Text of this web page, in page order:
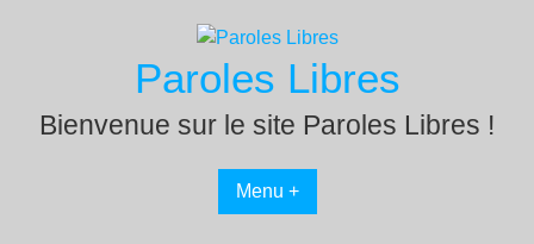
Paroles Libres
Bienvenue sur le site Paroles Libres !
Menu +